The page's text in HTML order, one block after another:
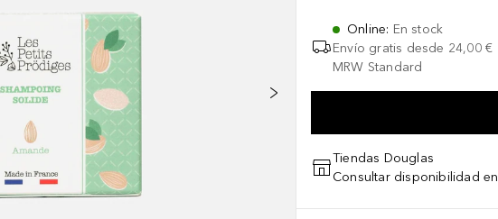
Online: En stock
Envío gratis desde 24,00 €
MRW Standard
Tiendas Douglas
Consultar disponibilidad